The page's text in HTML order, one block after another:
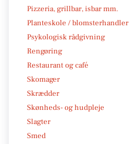
Pizzeria, grillbar, isbar mm.
Planteskole / blomsterhandler
Psykologisk rådgivning
Rengøring
Restaurant og café
Skomager
Skrædder
Skønheds- og hudpleje
Slagter
Smed